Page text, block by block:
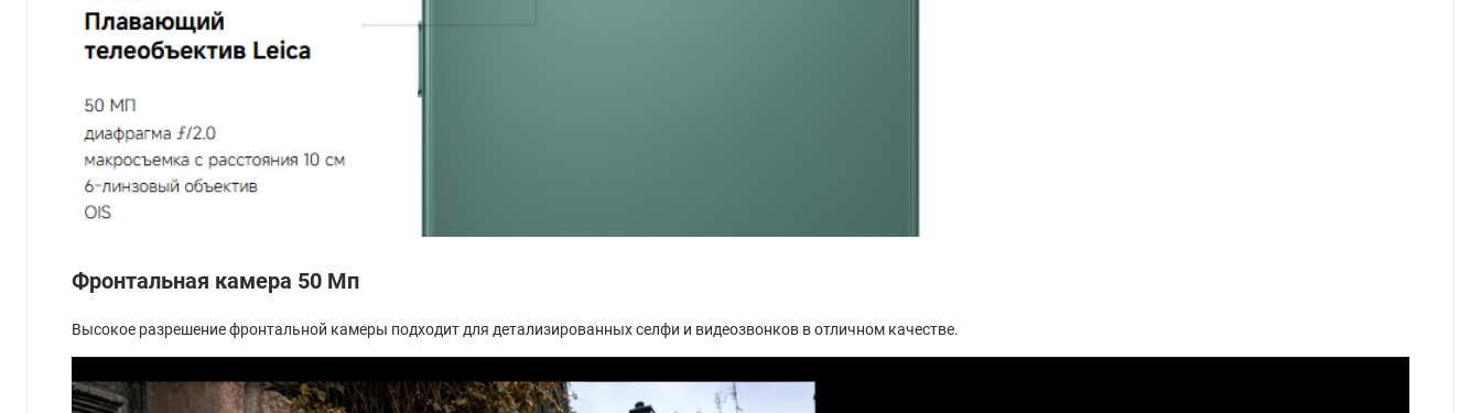
Фронтальная камера 50 Мп
Высокое разрешение фронтальной камеры подходит для детализированных селфи и видеозвонков в отличном качестве.